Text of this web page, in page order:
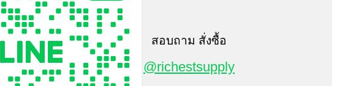
สอบถาม สั่งซื้อ
@richestsupply